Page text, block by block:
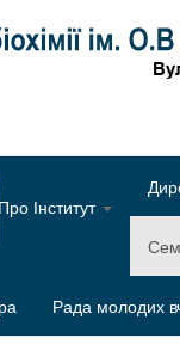
Про Інститут
Рада молодих